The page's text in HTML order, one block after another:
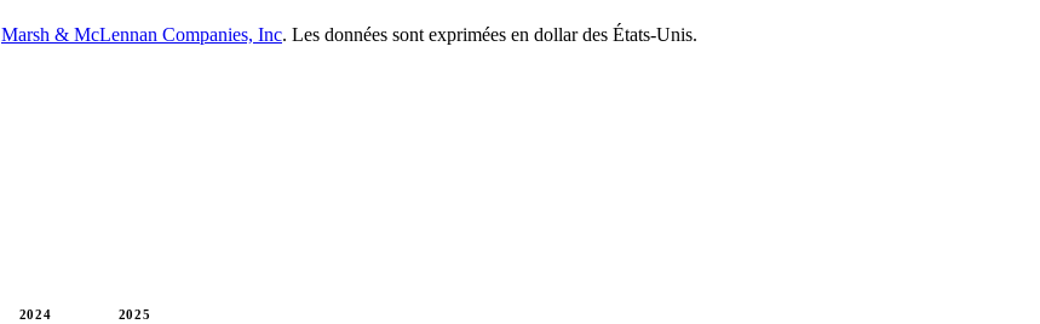
Marsh & McLennan Companies, Inc. Les données sont exprimées en dollar des États-Unis.
2024 2025